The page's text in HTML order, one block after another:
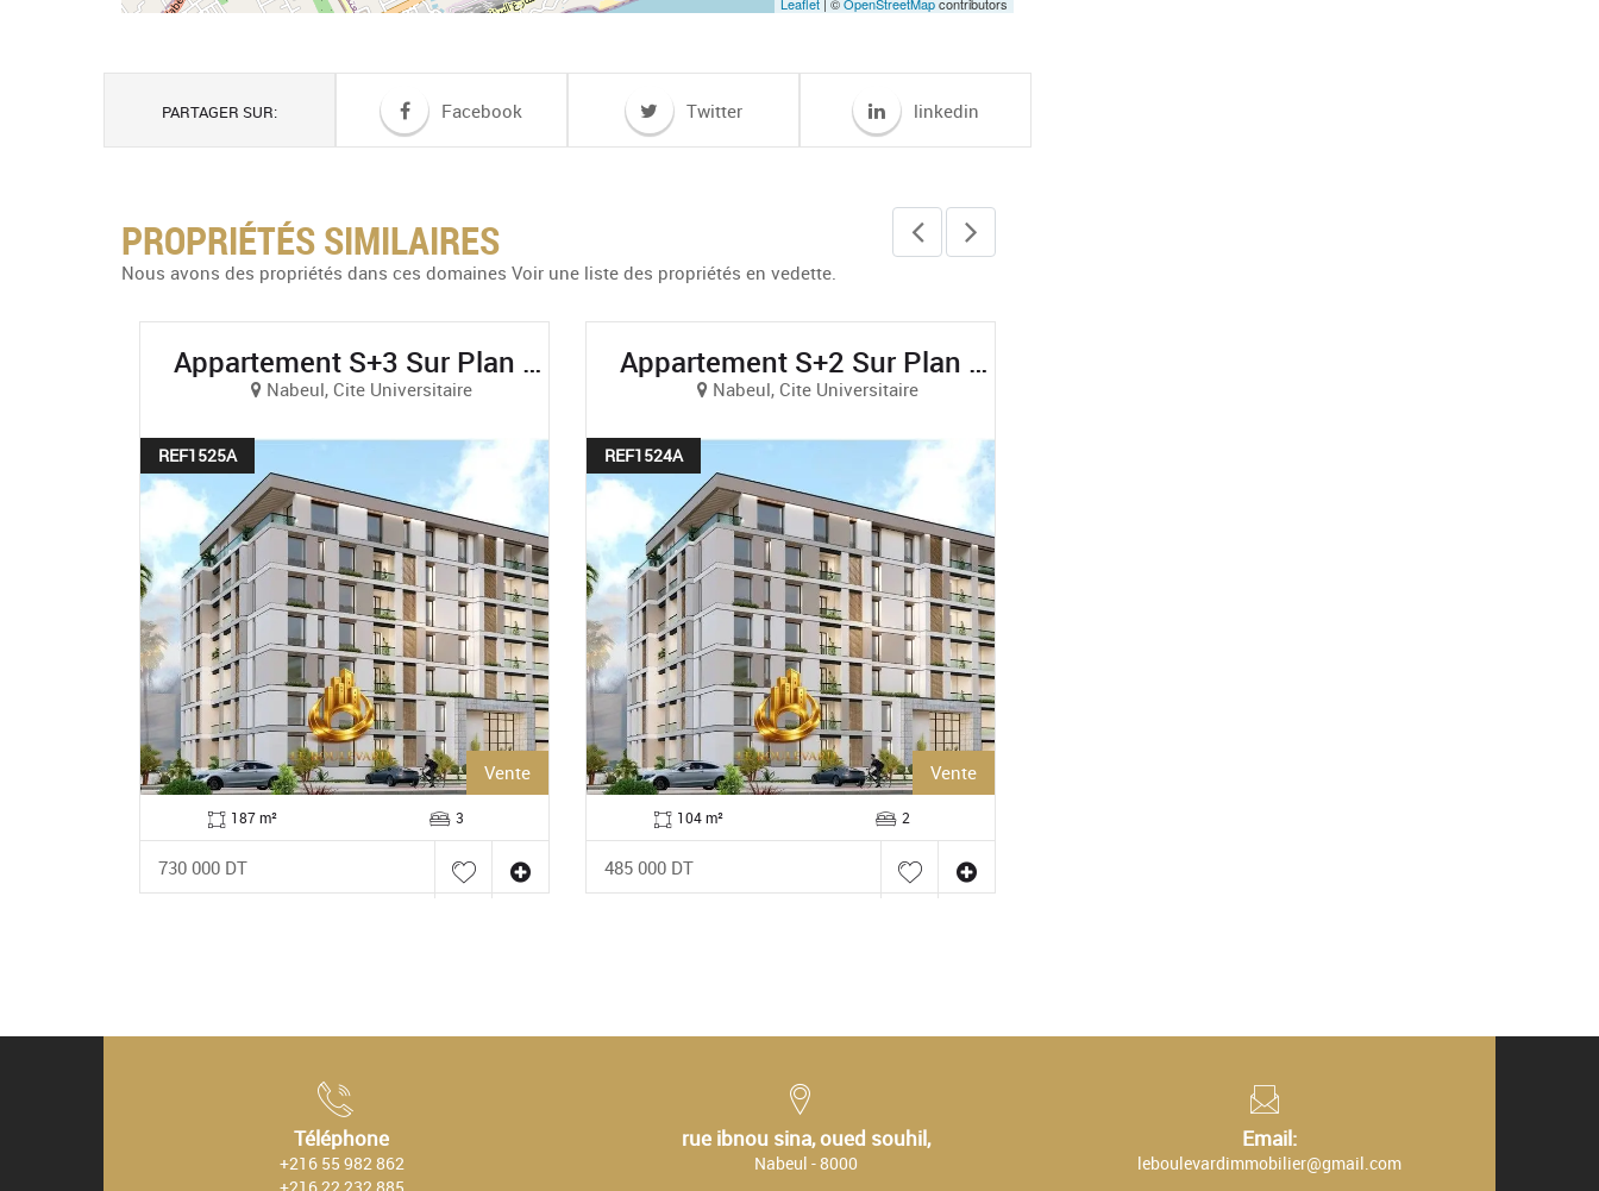
PARTAGER SUR: Facebook Twitter linkedin
PROPRIÉTÉS SIMILAIRES
Nous avons des propriétés dans ces domaines Voir une liste des propriétés en vedette.
Appartement S+2 Sur Plan Haut Standing Et Vue Sur Mer À AFH Mrezga, Cité El Wafa, Nabeul
Nabeul, Cite Universitaire
REF1524A
Vente
104 m² 2
485 000 DT
Villa S+6 Très Haut Standing Avec 2 Piscines À Jinene Benikhiar, Nabeul
Beni Khiar, Beni Khiar
REF1522A
Loué
400 m² 6
Prix sur demande
Téléphone
+216 55 982 862
rue ibnou sina, oued souhil,
Nabeul - 8000
Email:
leboulevardimmobilier@gmail.com